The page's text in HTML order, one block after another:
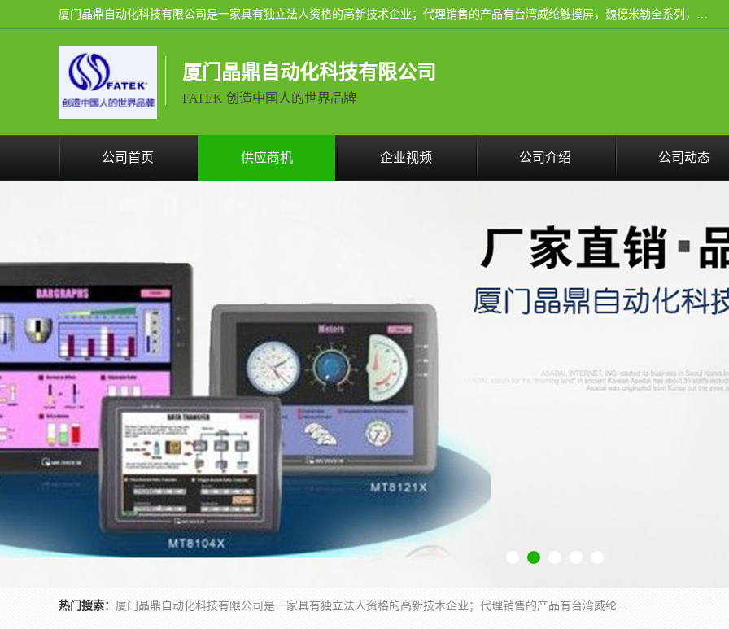
厦门晶鼎自动化科技有限公司是一家具有独立法人资格的高新技术企业；代理销售的产品有台湾威纶触摸屏，魏德米勒全系列，永宏触摸屏,威纶触摸屏,台湾威纶weinview触摸屏,台湾永宏PLC，FATEK,永宏伺服,图儿克总线，施耐德，欧姆龙，西门子，富士变频，K&N蓝系列， BUSSMANN，松下变频器，丹佛斯变频器等。
厦门晶鼎自动化科技有限公司
FATEK 创造中国人的世界品牌
公司首页 供应商机 企业视频 公司介绍 公司动态
热门搜索： 厦门晶鼎自动化科技有限公司是一家具有独立法人资格的高新技术企业；代理销售的产品有台湾威纶触摸屏，魏德米勒全系列，永宏触摸屏,威纶触摸屏,台湾威纶weinview触摸屏,台湾永宏PLC，FATEK,永宏伺服,图儿克总线，施耐德，欧姆龙，西门子，富士变频，K&N蓝系列， BUSSMANN，松下变频器，丹佛斯变频器等。